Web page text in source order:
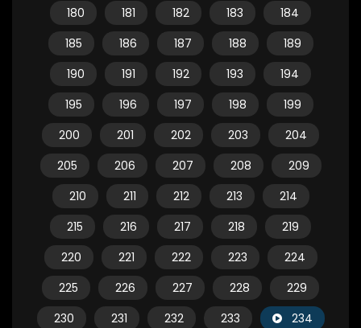
180
181 182 183
184
185
186 187 188
189
190
191 192 193
194
195
196 197 198
199
200
201 202 203
204
205
206 207 208
209
210
211 212 213
214
215
216 217 218
219
220
221 222 223
224
225
226 227 228
229
230
231 232 233
234